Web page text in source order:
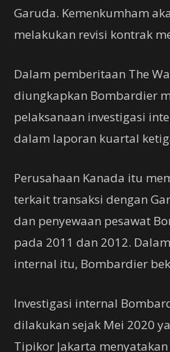
Garuda. Kemenkumham
melakukan revisi kontrak
Dalam pemberitaan The
diungkapkan Bombardier
pelaksanaan investigasi
dalam laporan kuartal
Perusahaan Kanada itu
terkait transaksi dengan
dan penyewaan pesawat
pada 2011 dan 2012.
internal itu, Bombardier
Investigasi internal
dilakukan sejak Mei 2020
Tipikor Jakarta